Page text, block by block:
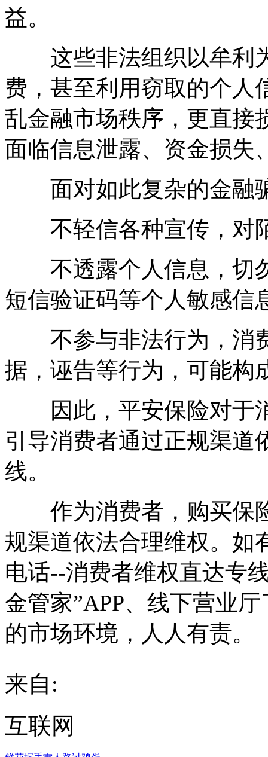
益。
这些非法组织以牟利
费，甚至利用窃取的个人
乱金融市场秩序，更直接
面临信息泄露、资金损失
面对如此复杂的金融
不轻信各种宣传，对
不透露个人信息，切
短信验证码等个人敏感信
不参与非法行为，消
据，诬告等行为，可能构
因此，平安保险对于
引导消费者通过正规渠道
线。
作为消费者，购买保
规渠道依法合理维权。如
电话--消费者维权直达专
金管家”APP、线下营业
的市场环境，人人有责。
来自:
互联网